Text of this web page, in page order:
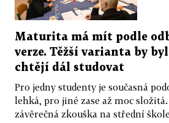
Maturita má mít podle
verze. Těžší varianta by
chtějí dál studovat
Pro jedny studenty je současná
lehká, pro jiné zase až moc
závěrečná zkouška na střední